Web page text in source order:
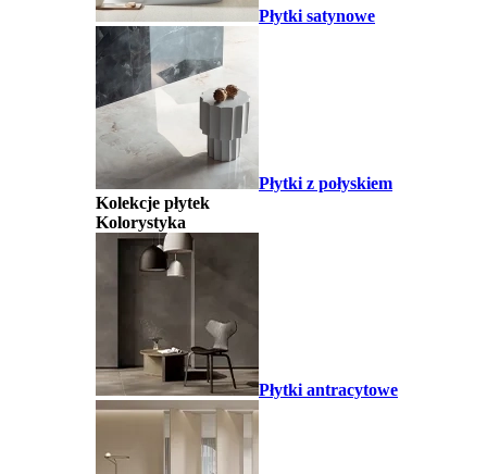
Płytki satynowe
Płytki z połyskiem
Kolekcje płytek
Kolorystyka
Płytki antracytowe